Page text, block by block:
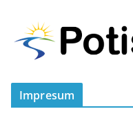
Impresum